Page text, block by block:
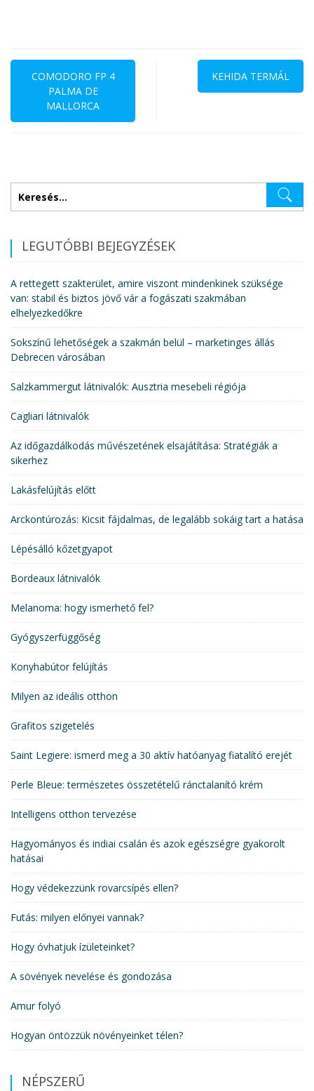
Bejegyzés
navigáció
COMODORO FP 4
PALMA DE
MALLORCA
KEHIDA TERMÁL
LEGUTÓBBI BEJEGYZÉSEK
A rettegett szakterület, amire viszont mindenkinek szüksége
van: stabil és biztos jövő vár a fogászati szakmában
elhelyezkedőkre
Sokszínű lehetőségek a szakmán belül – marketinges állás
Debrecen városában
Salzkammergut látnivalók: Ausztria mesebeli régiója
Cagliari látnivalók
Az időgazdálkodás művészetének elsajátítása: Stratégiák a
sikerhez
Lakásfelújítás előtt
Arckontúrozás: Kicsit fájdalmas, de legalább sokáig tart a hatása
Lépésálló kőzetgyapot
Bordeaux látnivalók
Melanoma: hogy ismerhető fel?
Gyógyszerfüggőség
Konyhabútor felújítás
Milyen az ideális otthon
Grafitos szigetelés
Saint Legiere: ismerd meg a 30 aktív hatóanyag fiatalító erejét
Perle Bleue: természetes összetételű ránctalanító krém
Intelligens otthon tervezése
Hagyományos és indiai csalán és azok egészségre gyakorolt
hatásai
Hogy védekezzünk rovarcsípés ellen?
Futás: milyen előnyei vannak?
Hogy óvhatjuk ízületeinket?
A sövények nevelése és gondozása
Amur folyó
Hogyan öntözzük növényeinket télen?
NÉPSZERŰ